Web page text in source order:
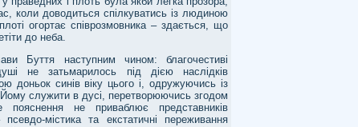
доводиться спілкуватись із людиною
огортає співрозмовника – здається, що
до неба.
Буття наступним чином: благочестиві
не затьмарилось під дією наслідків
доньок синів віку цього і, одружуючись із
служити в дусі, перетворюючись згодом
не приваблює представників
містика та екстатичні переживання